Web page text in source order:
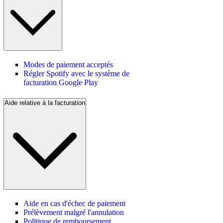
Modes de paiement acceptés
Régler Spotify avec le système de
facturation Google Play
Aide relative à la facturation
Aide en cas d'échec de paiement
Prélèvement malgré l'annulation
Politique de remboursement